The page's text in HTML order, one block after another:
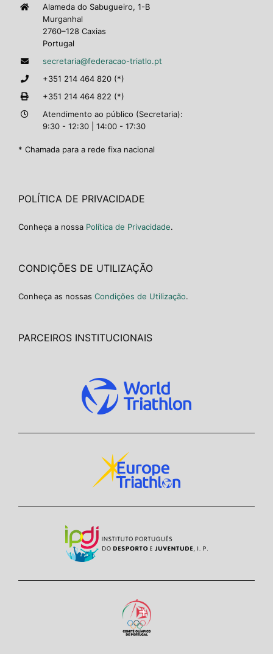
Alameda do Sabugueiro, 1-B
Murganhal
2760–128 Caxias
Portugal
secretaria@federacao-triatlo.pt
+351 214 464 820 (*)
+351 214 464 822 (*)
Atendimento ao público (Secretaria):
9:30 - 12:30 | 14:00 - 17:30
* Chamada para a rede fixa nacional
POLÍTICA DE PRIVACIDADE
Conheça a nossa Política de Privacidade.
CONDIÇÕES DE UTILIZAÇÃO
Conheça as nossas Condições de Utilização.
PARCEIROS INSTITUCIONAIS